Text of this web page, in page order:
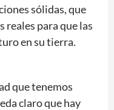
sólidas, que
para que las
en su tierra.
que tenemos
claro que hay